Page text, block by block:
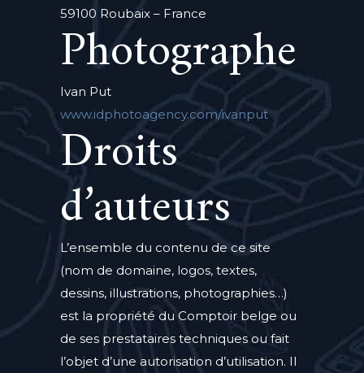
59100 Roubaix – France
Photographe
Ivan Put
www.idphotoagency.com/ivanput
Droits
d’auteurs
L’ensemble du contenu de ce site
(nom de domaine, logos, textes,
dessins, illustrations, photographies…)
est la propriété du Comptoir belge ou
de ses prestataires techniques ou fait
l’objet d’une autorisation d’utilisation. Il